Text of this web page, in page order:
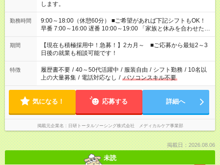
します。
勤務時間
9:00～18:00（休憩60分） ■ご希望があれば下記シフトもOK！
早番 7:00～16:00 遅番 10:00～19:00 「家族と休みを合わせた
い」 「余裕を持って夕飯の準備がしたい」 「できれば残業はし
たくない」 など、ご希望を教えてくださいね。 ※Wワーク希望
の方へ 今ご覧のお仕事で希望する勤務時間と、もう1つのお仕事
の勤務時間。 合計で週40時間を超える場合は応募できません。
期間
【現在も積極採用中！急募！】2カ月～ ■ご応募から最短2～3
日後の就業も相談可能です！
特徴 履歴書不要 / 40～50代活躍中 / 服装自由 / シフト勤務 / 10名以
上の大量募集 / 電話対応なし / パソコンスキル不要
気になる！ 応募する 詳細へ
掲載元企業名 日研トータルソーシング株式会社 メディカルケア事業部
掲載日：2026.08.06
未読